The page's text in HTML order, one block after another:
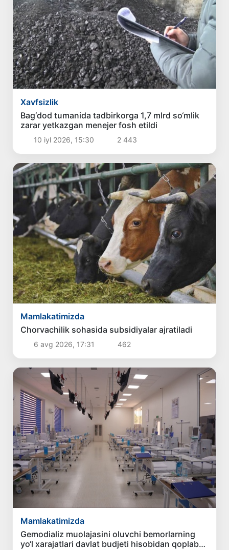
Xavfsizlik
Bag‘dod tumanida tadbirkorga 1,7 mlrd so‘mlik
zarar yetkazgan menejer fosh etildi
10 iyl 2026, 15:30 2 443
Mamlakatimizda
Chorvachilik sohasida subsidiyalar ajratiladi
6 avg 2026, 17:31 462
Mamlakatimizda
Gemodializ muolajasini oluvchi bemorlarning
yo‘l xarajatlari davlat budjeti hisobidan qoplab